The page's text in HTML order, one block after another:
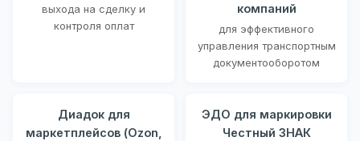
выхода на сделку и
контроля оплат
компаний
для эффективного
управления транспортным
документооборотом
Диадок для
маркетплейсов (Ozon,
ЭДО для маркировки
Честный ЗНАК